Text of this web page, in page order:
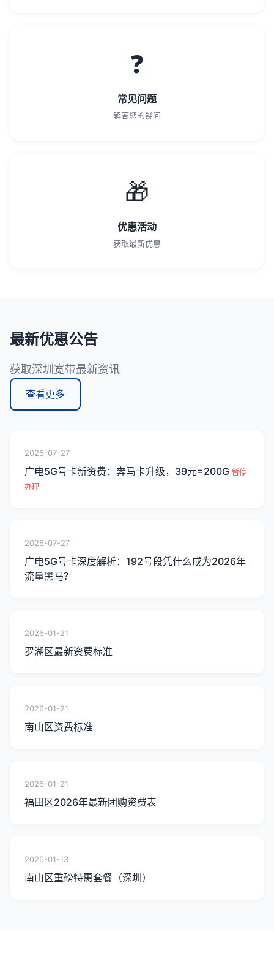
❓
常见问题
解答您的疑问
🎁
优惠活动
获取最新优惠
最新优惠公告
获取深圳宽带最新资讯
查看更多
2026-07-27
广电5G号卡新资费：奔马卡升级，39元=200G 暂停
办理
2026-07-27
广电5G号卡深度解析：192号段凭什么成为2026年
流量黑马？
2026-01-21
罗湖区最新资费标准
2026-01-21
南山区资费标准
2026-01-21
福田区2026年最新团购资费表
2026-01-13
南山区重磅特惠套餐（深圳）